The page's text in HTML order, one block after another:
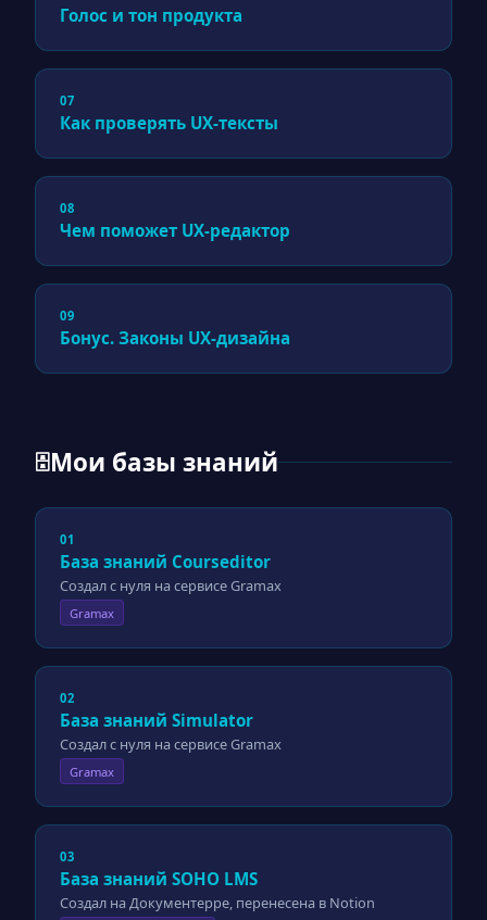
Голос и тон продукта
07
Как проверять UX-тексты
08
Чем поможет UX-редактор
09
Бонус. Законы UX-дизайна
🗄Мои базы знаний
01
База знаний Courseditor
Создал с нуля на сервисе Gramax
Gramax
02
База знаний Simulator
Создал с нуля на сервисе Gramax
Gramax
03
База знаний SOHO LMS
Создал на Документерре, перенесена в Notion